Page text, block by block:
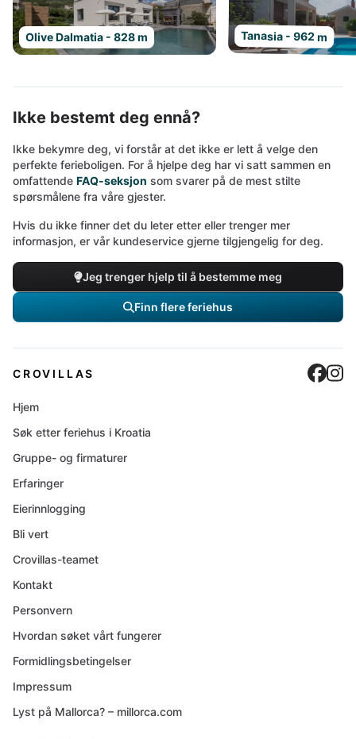
Olive Dalmatia - 828 m Tanasia - 962 m
Ikke bestemt deg ennå?
Ikke bekymre deg, vi forstår at det ikke er lett å velge den
perfekte ferieboligen. For å hjelpe deg har vi satt sammen en
omfattende FAQ-seksjon som svarer på de mest stilte
spørsmålene fra våre gjester.
Hvis du ikke finner det du leter etter eller trenger mer
informasjon, er vår kundeservice gjerne tilgjengelig for deg.
Jeg trenger hjelp til å bestemme meg
Finn flere feriehus
CROVILLAS
Hjem
Søk etter feriehus i Kroatia
Gruppe- og firmaturer
Erfaringer
Eierinnlogging
Bli vert
Crovillas-teamet
Kontakt
Personvern
Hvordan søket vårt fungerer
Formidlingsbetingelser
Impressum
Lyst på Mallorca? – millorca.com